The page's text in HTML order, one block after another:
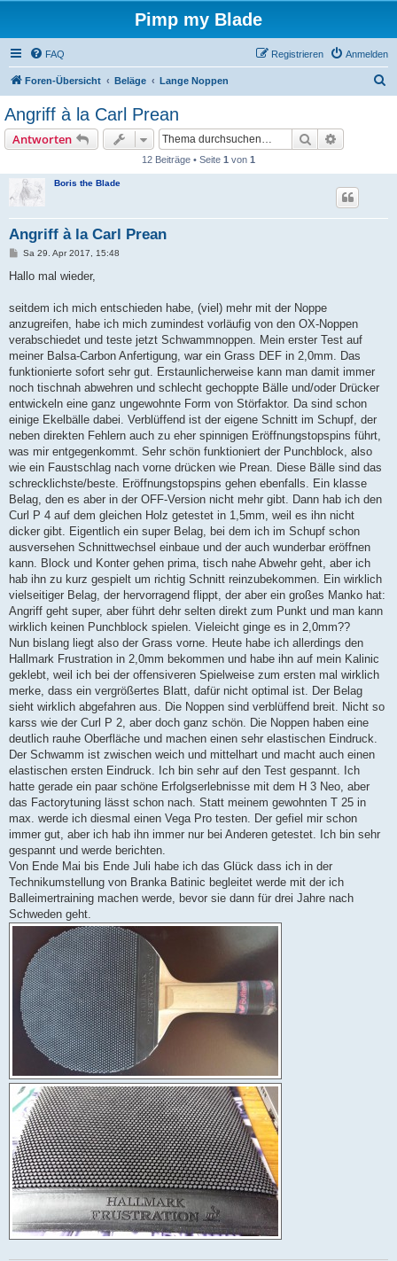
Pimp my Blade
FAQ Anmelden
Registrieren
Foren-Übersicht Beläge Lange Noppen
Angriff à la Carl Prean
Antworten Suche
12 Beiträge • Seite 1 von 1
Boris the Blade
Angriff à la Carl Prean
B
i
a
Sa 29. Apr 2017, 15:48
Hallo mal wieder,
seitdem ich mich entschieden habe, (viel) mehr mit der Noppe
anzugreifen, habe ich mich zumindest vorläufig von den OX-Noppen
verabschiedet und teste jetzt Schwammnoppen. Mein erster Test auf
meiner Balsa-Carbon Anfertigung, war ein Grass DEF in 2,0mm. Das
funktionierte sofort sehr gut. Erstaunlicherweise kann man damit immer
noch tischnah abwehren und schlecht gechoppte Bälle und/oder Drücker
entwickeln eine ganz ungewohnte Form von Störfaktor. Da sind schon
einige Ekelbälle dabei. Verblüffend ist der eigene Schnitt im Schupf, der
neben direkten Fehlern auch zu eher spinnigen Eröffnungstopspins führt,
was mir entgegenkommt. Sehr schön funktioniert der Punchblock, also
wie ein Faustschlag nach vorne drücken wie Prean. Diese Bälle sind das
schrecklichste/beste. Eröffnungstopspins gehen ebenfalls. Ein klasse
Belag, den es aber in der OFF-Version nicht mehr gibt. Dann hab ich den
Curl P 4 auf dem gleichen Holz getestet in 1,5mm, weil es ihn nicht
dicker gibt. Eigentlich ein super Belag, bei dem ich im Schupf schon
ausversehen Schnittwechsel einbaue und der auch wunderbar eröffnen
kann. Block und Konter gehen prima, tisch nahe Abwehr geht, aber ich
hab ihn zu kurz gespielt um richtig Schnitt reinzubekommen. Ein wirklich
vielseitiger Belag, der hervorragend flippt, der aber ein großes Manko hat:
Angriff geht super, aber führt dehr selten direkt zum Punkt und man kann
wirklich keinen Punchblock spielen. Vieleicht ginge es in 2,0mm??
Nun bislang liegt also der Grass vorne. Heute habe ich allerdings den
Hallmark Frustration in 2,0mm bekommen und habe ihn auf mein Kalinic
geklebt, weil ich bei der offensiveren Spielweise zum ersten mal wirklich
merke, dass ein vergrößertes Blatt, dafür nicht optimal ist. Der Belag
sieht wirklich abgefahren aus. Die Noppen sind verblüffend breit. Nicht so
karss wie der Curl P 2, aber doch ganz schön. Die Noppen haben eine
deutlich rauhe Oberfläche und machen einen sehr elastischen Eindruck.
Der Schwamm ist zwischen weich und mittelhart und macht auch einen
elastischen ersten Eindruck. Ich bin sehr auf den Test gespannt. Ich
hatte gerade ein paar schöne Erfolgserlebnisse mit dem H 3 Neo, aber
das Factorytuning lässt schon nach. Statt meinem gewohnten T 25 in
max. werde ich diesmal einen Vega Pro testen. Der gefiel mir schon
immer gut, aber ich hab ihn immer nur bei Anderen getestet. Ich bin sehr
gespannt und werde berichten.
Von Ende Mai bis Ende Juli habe ich das Glück dass ich in der
Technikumstellung von Branka Batinic begleitet werde mit der ich
Balleimertraining machen werde, bevor sie dann für drei Jahre nach
Schweden geht.